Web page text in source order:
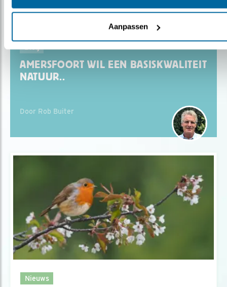
Aanpassen
AMERSFOORT WIL EEN BASISKWALITEIT
NATUUR..
Door Rob Buiter
Nieuws